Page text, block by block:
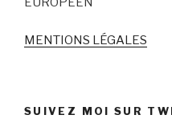
MENTIONS LÉGALES
SUIVEZ MOI SUR